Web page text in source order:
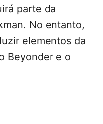
parte da
No entanto,
elementos da
Beyonder e o